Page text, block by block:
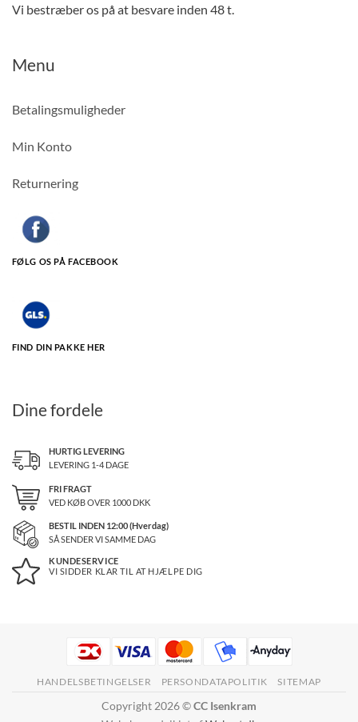
Vi bestræber os på at besvare inden 48 t.
Menu
Betalingsmuligheder
Min Konto
Returnering
FØLG OS PÅ FACEBOOK
FIND DIN PAKKE HER
Dine fordele
HURTIG LEVERING
LEVERING 1-4 DAGE
FRI FRAGT
VED KØB OVER 1000DKK
BESTIL INDEN 12:00 (Hverdag)
SÅ SENDER VI SAMME DAG
KUNDESERVICE
VI SIDDER KLAR TIL AT HJÆLPE DIG
HANDELSBETINGELSER PERSONDATAPOLITIK SITEMAP
Copyright 2026 ©CC Isenkram